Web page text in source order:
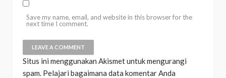
Save my name, email, and website in this browser for the
next time I comment.
Situs ini menggunakan Akismet untuk mengurangi
spam. Pelajari bagaimana data komentar Anda